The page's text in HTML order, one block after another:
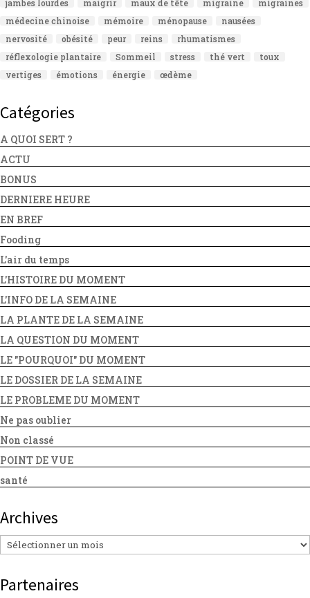
jambes lourdes
maigrir maux de tête migraine
migraines
médecine chinoise
mémoire ménopause
nausées
nervosité
obésité peur reins
rhumatismes
réflexologie plantaire
Sommeil stress thé vert
toux
vertiges
émotions énergie œdème
Catégories
A QUOI SERT ?
ACTU
BONUS
DERNIERE HEURE
EN BREF
Fooding
L'air du temps
L'HISTOIRE DU MOMENT
L'INFO DE LA SEMAINE
LA PLANTE DE LA SEMAINE
LA QUESTION DU MOMENT
LE "POURQUOI" DU MOMENT
LE DOSSIER DE LA SEMAINE
LE PROBLEME DU MOMENT
Ne pas oublier
Non classé
POINT DE VUE
santé
Archives
Archives
Partenaires